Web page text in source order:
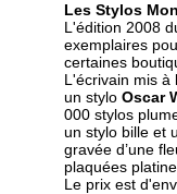
Les Stylos
L'édition 2008
exemplaires
certaines
L'écrivain mis
un stylo Oscar
000 stylos
un stylo bille et
gravée d’une
plaquées
Le prix est